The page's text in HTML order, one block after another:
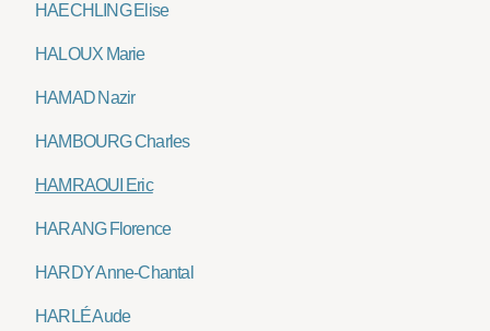
HAECHLING Elise
HALOUX Marie
HAMAD Nazir
HAMBOURG Charles
HAMRAOUI Eric
HARANG Florence
HARDY Anne-Chantal
HARLÉ Aude